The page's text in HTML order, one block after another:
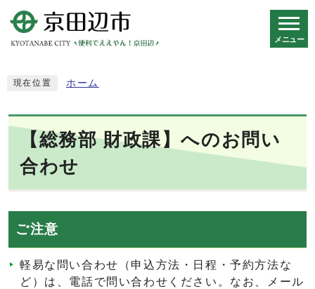
メニュー
現在位置 ホーム
【総務部 財政課】へのお問い
合わせ
ご注意
軽易な問い合わせ（申込方法・日程・予約方法な
ど）は、電話で問い合わせください。なお、メール